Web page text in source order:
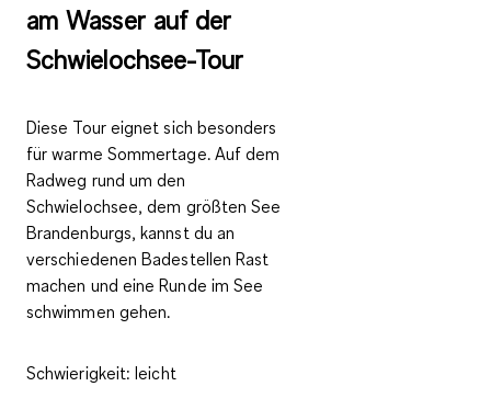
am Wasser auf der
Schwielochsee-Tour
Diese Tour eignet sich besonders
für warme Sommertage. Auf dem
Radweg rund um den
Schwielochsee, dem größten See
Brandenburgs, kannst du an
verschiedenen Badestellen Rast
machen und eine Runde im See
schwimmen gehen.
Schwierigkeit: leicht